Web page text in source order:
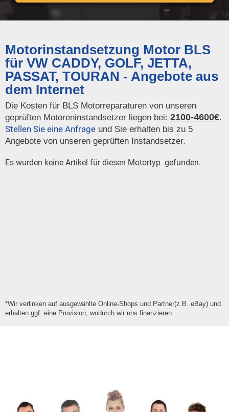
Motorinstandsetzung Motor BLS
für VW CADDY, GOLF, JETTA,
PASSAT, TOURAN - Angebote aus
dem Internet
Die Kosten für BLS Motorreparaturen von unseren
geprüften Motoreninstandsetzer liegen bei: 2100-4600€.
Stellen Sie eine Anfrage und Sie erhalten bis zu 5
Angebote von unseren geprüften Instandsetzer.
Es wurden keine Artikel für diesen Motortyp gefunden.
*Wir verlinken auf ausgewählte Online-Shops und Partner(z.B. eBay) und
erhalten ggf. eine Provision, wodurch wir uns finanzieren.